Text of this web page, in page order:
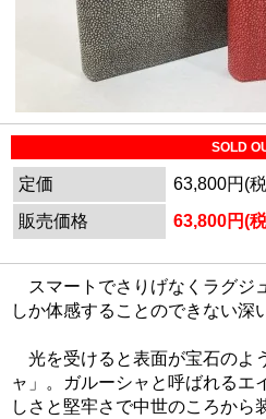
SOLD
定価
63,800円(
販売価格
63,800円(
スマートでさりげなくラグジ
しか体感することのできない深
光を受けると表面が宝石のよ
ャ」。ガルーシャと呼ばれるエ
しさと堅牢さで中世のころから